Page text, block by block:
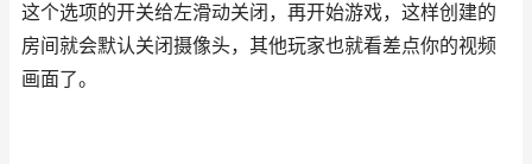
这个选项的开关给左滑动关闭，再开始游戏，这样创建的
房间就会默认关闭摄像头，其他玩家也就看差点你的视频
画面了。